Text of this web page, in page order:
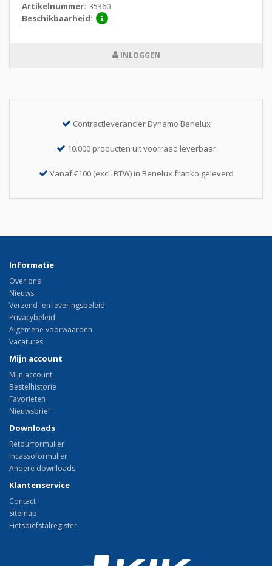
Artikelnummer: 35360
Beschikbaarheid:
INLOGGEN
Contractleverancier Dynamo Benelux
10.000 producten uit voorraad leverbaar
Vanaf €100 (excl. BTW) in Benelux franko geleverd
Informatie
Over ons
Nieuws
Verzend- en leveringsbeleid
Privacybeleid
Algemene voorwaarden
Vacatures
Mijn account
Mijn account
Bestelhistorie
Favorieten
Nieuwsbrief
Downloads
Retourformulier
Incassoformulier
Andere downloads
Klantenservice
Contact
Sitemap
Fietsdiefstalregister